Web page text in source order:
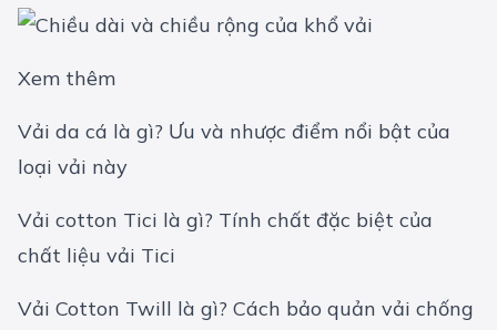
Xem thêm
Vải da cá là gì? Ưu và nhược điểm nổi bật của
loại vải này
Vải cotton Tici là gì? Tính chất đặc biệt của
chất liệu vải Tici
Vải Cotton Twill là gì? Cách bảo quản vải chống